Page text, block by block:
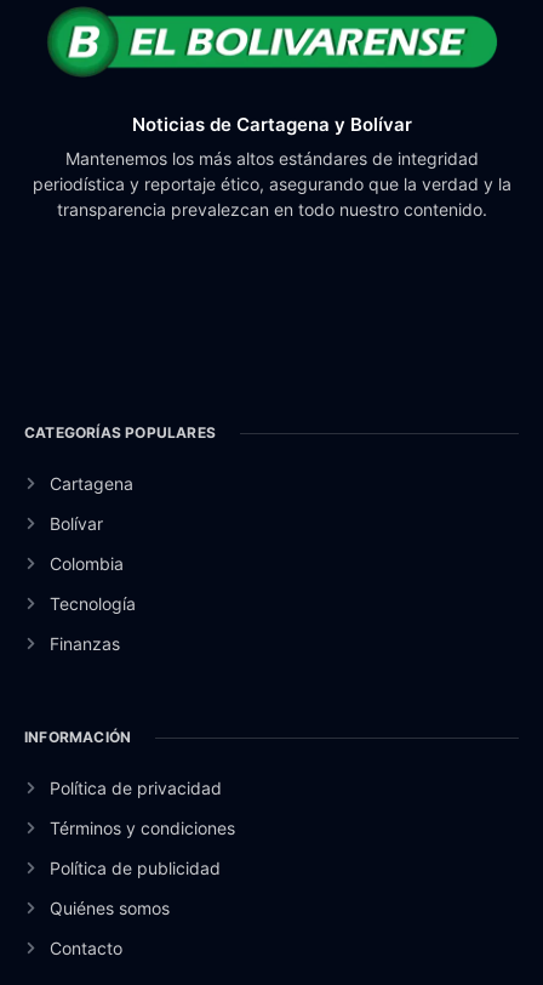
Noticias de Cartagena y Bolívar
Mantenemos los más altos estándares de integridad
periodística y reportaje ético, asegurando que la verdad y la
transparencia prevalezcan en todo nuestro contenido.
CATEGORÍAS POPULARES
Cartagena
Bolívar
Colombia
Tecnología
Finanzas
INFORMACIÓN
Política de privacidad
Términos y condiciones
Política de publicidad
Quiénes somos
Contacto